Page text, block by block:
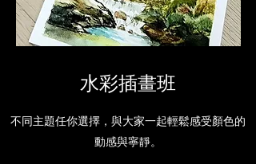
水彩插畫班
不同主題任你選擇，與大家一起輕鬆感受顏色的
動感與寧靜。